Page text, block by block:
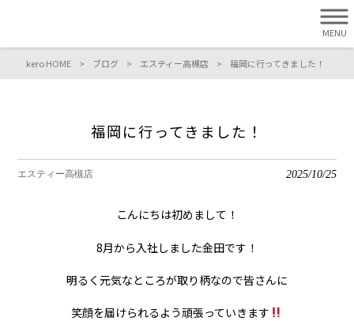
MENU
kero HOME > ブログ > エスティー高槻店 > 福岡に行ってきました！
福岡に行ってきました！
エスティー高槻店 2025/10/25
こんにちは初めまして！
8月から入社しました金田です！
明るく元気なところが取り柄なので皆さんに
笑顔を届けられるよう頑張っていきます